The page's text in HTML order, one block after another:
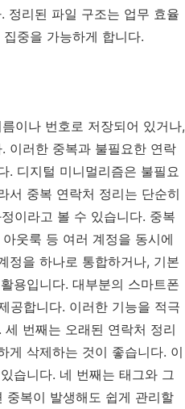
정리된 파일 구조는 업무 효율
중을 가능하게 합니다.
이나 번호로 저장되어 있거나,
이러한 중복과 불필요한 연락
. 디지털 미니멀리즘은 불필요
서 중복 연락처 정리는 단순히
이라고 볼 수 있습니다. 중복
웃룩 등 여러 계정을 동시에
정을 하나로 통합하거나, 기본
용입니다. 대부분의 스마트폰
공합니다. 이러한 기능을 적극
번째는 오래된 연락처 정리
게 삭제하는 것이 좋습니다. 이
습니다. 네 번째는 태그와 그
중복이 발생해도 쉽게 관리할